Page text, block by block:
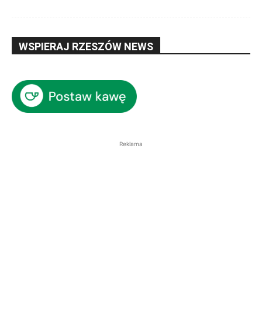
WSPIERAJ RZESZÓW NEWS
Reklama